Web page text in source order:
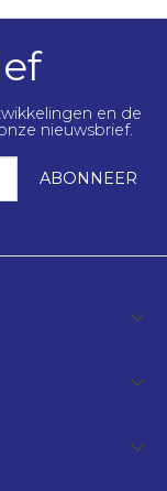
en de
nieuwsbrief.
ABONNEER